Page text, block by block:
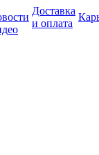
Доставка
и оплата